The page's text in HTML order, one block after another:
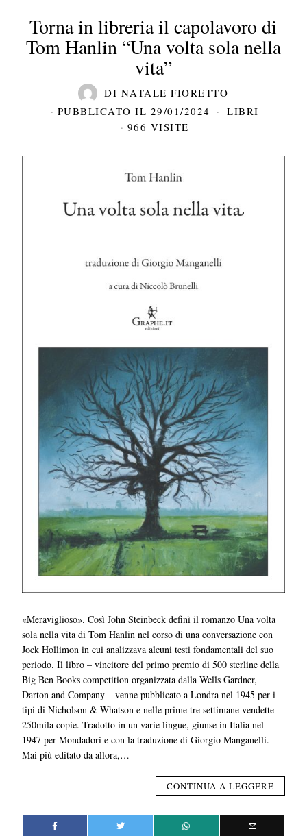
Torna in libreria il capolavoro di
Tom Hanlin “Una volta sola nella
vita”
DI NATALE FIORETTO
PUBBLICATO IL 29/01/2024
LIBRI
966 VISITE
«Meraviglioso». Così John Steinbeck definì il romanzo Una volta
sola nella vita di Tom Hanlin nel corso di una conversazione con
Jock Hollimon in cui analizzava alcuni testi fondamentali del suo
periodo. Il libro – vincitore del primo premio di 500 sterline della
Big Ben Books competition organizzata dalla Wells Gardner,
Darton and Company – venne pubblicato a Londra nel 1945 per i
tipi di Nicholson & Whatson e nelle prime tre settimane vendette
250mila copie. Tradotto in un varie lingue, giunse in Italia nel
1947 per Mondadori e con la traduzione di Giorgio Manganelli.
Mai più editato da allora,…
CONTINUA A LEGGERE